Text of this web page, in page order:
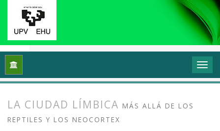
Inicio Vol. 1 Núm. 1-2 (2013): I Congreso
LA CIUDAD LÍMBICA MÁS ALLÁ DE LOS
REPTILES Y LOS NEOCORTEX